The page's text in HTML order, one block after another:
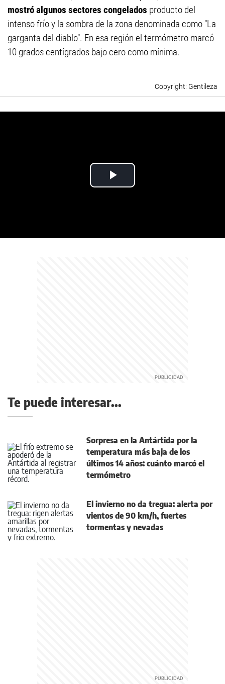
mostró algunos sectores congelados producto del
intenso frío y la sombra de la zona denominada como "La
garganta del diablo". En esa región el termómetro marcó
10 grados centígrados bajo cero como mínima.
Gentileza
Te puede interesar...
Sorpresa en la Antártida por la
temperatura más baja de los
últimos 14 años: cuánto marcó el
termómetro
El invierno no da tregua: alerta por
vientos de 90 km/h, fuertes
tormentas y nevadas